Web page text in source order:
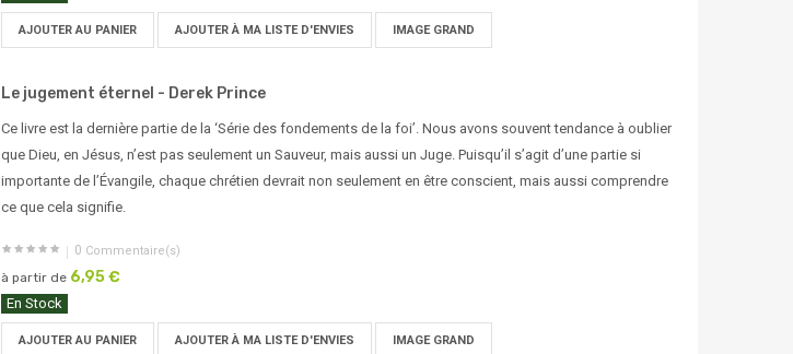
AJOUTER AU PANIER AJOUTER À MA LISTE D'ENVIES IMAGE GRAND
Le jugement éternel - Derek Prince
Ce livre est la dernière partie de la ‘Série des fondements de la foi’. Nous avons souvent tendance à oublier
que Dieu, en Jésus, n’est pas seulement un Sauveur, mais aussi un Juge. Puisqu’il s’agit d’une partie si
importante de l’Évangile, chaque chrétien devrait non seulement en être conscient, mais aussi comprendre
ce que cela signifie.
0 Commentaire(s)
à partir de 6,95 €
En Stock
AJOUTER AU PANIER AJOUTER À MA LISTE D'ENVIES IMAGE GRAND